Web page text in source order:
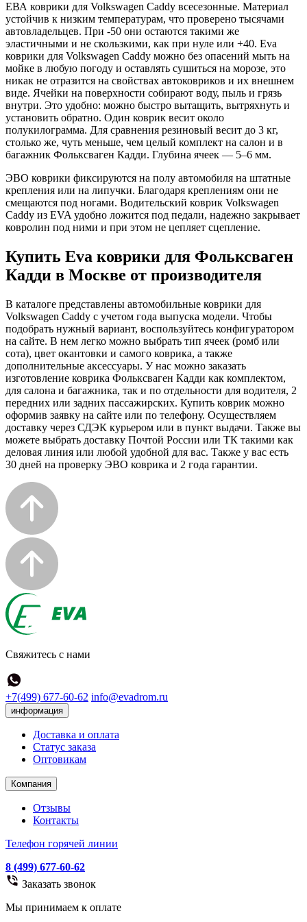
ЕВА коврики для Volkswagen Caddy всесезонные. Материал
устойчив к низким температурам, что проверено тысячами
автовладельцев. При -50 они остаются такими же
эластичными и не скользкими, как при нуле или +40. Eva
коврики для Volkswagen Caddy можно без опасений мыть на
мойке в любую погоду и оставлять сушиться на морозе, это
никак не отразится на свойствах автоковриков и их внешнем
виде. Ячейки на поверхности собирают воду, пыль и грязь
внутри. Это удобно: можно быстро вытащить, вытряхнуть и
установить обратно. Один коврик весит около
полукилограмма. Для сравнения резиновый весит до 3 кг,
столько же, чуть меньше, чем целый комплект на салон и в
багажник Фольксваген Кадди. Глубина ячеек — 5–6 мм.
ЭВО коврики фиксируются на полу автомобиля на штатные
крепления или на липучки. Благодаря креплениям они не
смещаются под ногами. Водительский коврик Volkswagen
Caddy из EVA удобно ложится под педали, надежно закрывает
ковролин под ними и при этом не цепляет сцепление.
Купить Eva коврики для Фольксваген
Кадди в Москве от производителя
В каталоге представлены автомобильные коврики для
Volkswagen Caddy с учетом года выпуска модели. Чтобы
подобрать нужный вариант, воспользуйтесь конфигуратором
на сайте. В нем легко можно выбрать тип ячеек (ромб или
сота), цвет окантовки и самого коврика, а также
дополнительные аксессуары. У нас можно заказать
изготовление коврика Фольксваген Кадди как комплектом,
для салона и багажника, так и по отдельности для водителя, 2
передних или задних пассажирских. Купить коврик можно
оформив заявку на сайте или по телефону. Осуществляем
доставку через СДЭК курьером или в пункт выдачи. Также вы
можете выбрать доставку Почтой России или ТК такими как
деловая линия или любой удобной для вас. Также у вас есть
30 дней на проверку ЭВО коврика и 2 года гарантии.
Свяжитесь с нами
+7(499) 677-60-62 info@evadrom.ru
информация
Доставка и оплата
Статус заказа
Оптовикам
Компания
Отзывы
Контакты
Телефон горячей линии
8 (499) 677-60-62
Заказать звонок
Мы принимаем к оплате